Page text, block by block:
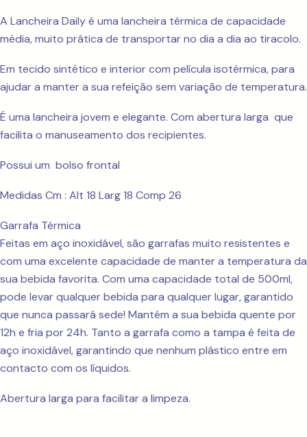
A Lancheira Daily é uma lancheira térmica de capacidade
média, muito prática de transportar no dia a dia ao tiracolo.
Em tecido sintético e interior com película isotérmica, para
ajudar a manter a sua refeição sem variação de temperatura.
É uma lancheira jovem e elegante. Com abertura larga que
facilita o manuseamento dos recipientes.
Possui um bolso frontal
Medidas Cm : Alt 18 Larg 18 Comp 26
Garrafa Térmica
Feitas em aço inoxidável, são garrafas muito resistentes e
com uma excelente capacidade de manter a temperatura da
sua bebida favorita. Com uma capacidade total de 500ml,
pode levar qualquer bebida para qualquer lugar, garantido
que nunca passará sede! Mantém a sua bebida quente por
12h e fria por 24h. Tanto a garrafa como a tampa é feita de
aço inoxidável, garantindo que nenhum plástico entre em
contacto com os líquidos.
Abertura larga para facilitar a limpeza.